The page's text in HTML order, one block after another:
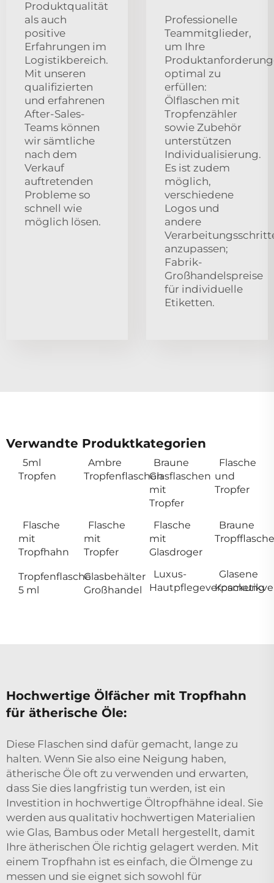
Produktqualität
als auch
positive
Erfahrungen im
Logistikbereich.
Mit unseren
qualifizierten
und erfahrenen
After-Sales-
Teams können
wir sämtliche
nach dem
Verkauf
auftretenden
Probleme so
schnell wie
möglich lösen.
Professionelle
Teammitglieder,
um Ihre
optimal zu
erfüllen:
Ölflaschen mit
Tropfenzähler
sowie Zubehör
unterstützen
Individualisierung.
Es ist zudem
möglich,
verschiedene
Logos und
andere
anzupassen;
Fabrik-
Großhandelspreise
für individuelle
Etiketten.
Verwandte Produktkategorien
5ml
Tropfen
Ambre
Tropfenflaschen
Braune
Glasflaschen
mit
Tropfer
Flasche
und
Tropfer
Flasche
mit
Tropfhahn
Flasche
mit
Tropfer
Flasche
mit
Glasdroger
Braune
Tropfenflasche
5 ml
Glasbehälter
Großhandel
Luxus-
Hautpflegeverpackung
Glasene
Hochwertige Ölfächer mit Tropfhahn
für ätherische Öle:
Diese Flaschen sind dafür gemacht, lange zu
halten. Wenn Sie also eine Neigung haben,
ätherische Öle oft zu verwenden und erwarten,
dass Sie dies langfristig tun werden, ist ein
Investition in hochwertige Öltropfhähne ideal. Sie
werden aus qualitativ hochwertigen Materialien
wie Glas, Bambus oder Metall hergestellt, damit
Ihre ätherischen Öle richtig gelagert werden. Mit
einem Tropfhahn ist es einfach, die Ölmenge zu
messen und sie eignet sich sowohl für